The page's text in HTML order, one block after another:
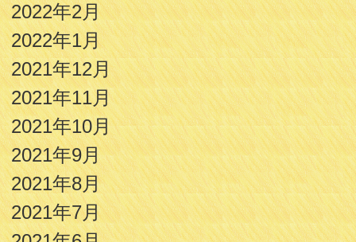
2022年2月
2022年1月
2021年12月
2021年11月
2021年10月
2021年9月
2021年8月
2021年7月